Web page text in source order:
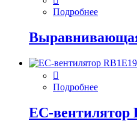
Подробнее
Подробнее
EC-вентилятор